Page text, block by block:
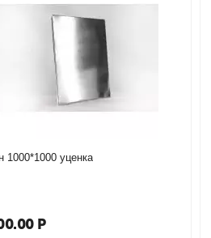
1000*1000 уценка
Р